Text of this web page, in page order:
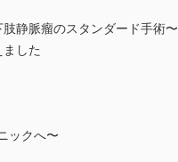
静脈瘤のスタンダード手術〜
した
ックへ〜